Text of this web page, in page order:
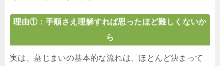
理由①：手順さえ理解すれば思ったほど難しくないか
ら
実は、墓じまいの基本的な流れは、ほとんど決まって